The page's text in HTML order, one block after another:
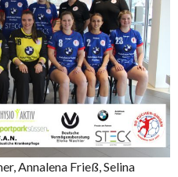
Annalena Frieß, Selina